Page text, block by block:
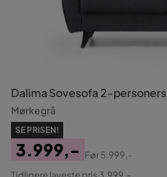
Dalima Sovesofa 2-personers
Mørkegrå
SE PRISEN!
Pris
3.999,-
Original
Før5.999,-
Tidligere laveste pris 3.999,-